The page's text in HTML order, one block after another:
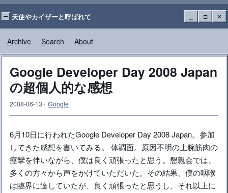
天使やカイザーと呼ばれて □ ✕
Archive Search About
Google Developer Day 2008 Japan
の超個人的な感想
2008-06-13 · Google
6月10日に行われたGoogle Developer Day 2008 Japan。参加
してきた感想を書いてみる。 体調面。原因不明の上腕筋肉の
痙攣を伴いながら、僕は良く頑張ったと思う。懇親会では、
多くの方々から声をかけていただいた。その結果、僕の咽喉
は臨界に達していたが、良く頑張ったと思うし、それ以上に